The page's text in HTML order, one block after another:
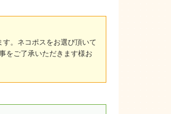
。ネコポスをお選び頂いて
をご了承いただきます様お